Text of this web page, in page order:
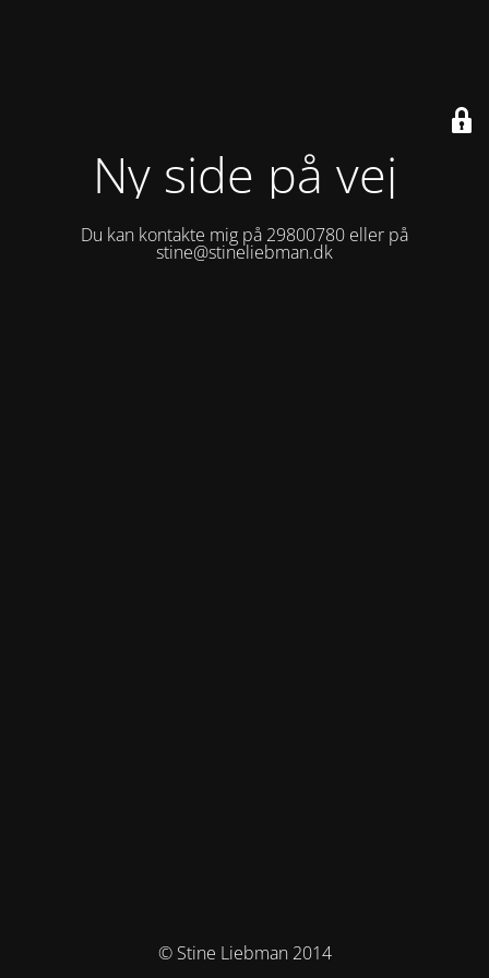
Ny side på vej
Du kan kontakte mig på 29800780 eller på
stine@stineliebman.dk
© Stine Liebman 2014